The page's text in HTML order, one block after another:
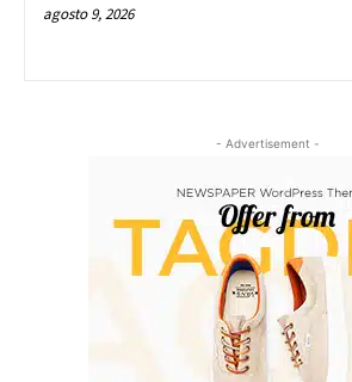
agosto 9, 2026
- Advertisement -